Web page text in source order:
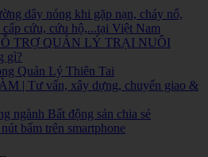
dây nóng khi gặp nạn, cháy nổ,
cứu, cứu hộ,...tại Việt Nam
TRỢ QUẢN LÝ TRẠI NUÔI
gì?
Quản Lý Thiên Tai
| Tư vấn, xây dựng, chuyển giao &
ngành Bất động sản chia sẻ
bấm trên smartphone